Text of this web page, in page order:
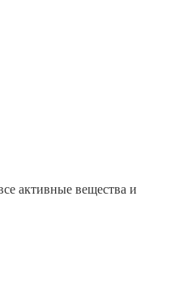
активные вещества и